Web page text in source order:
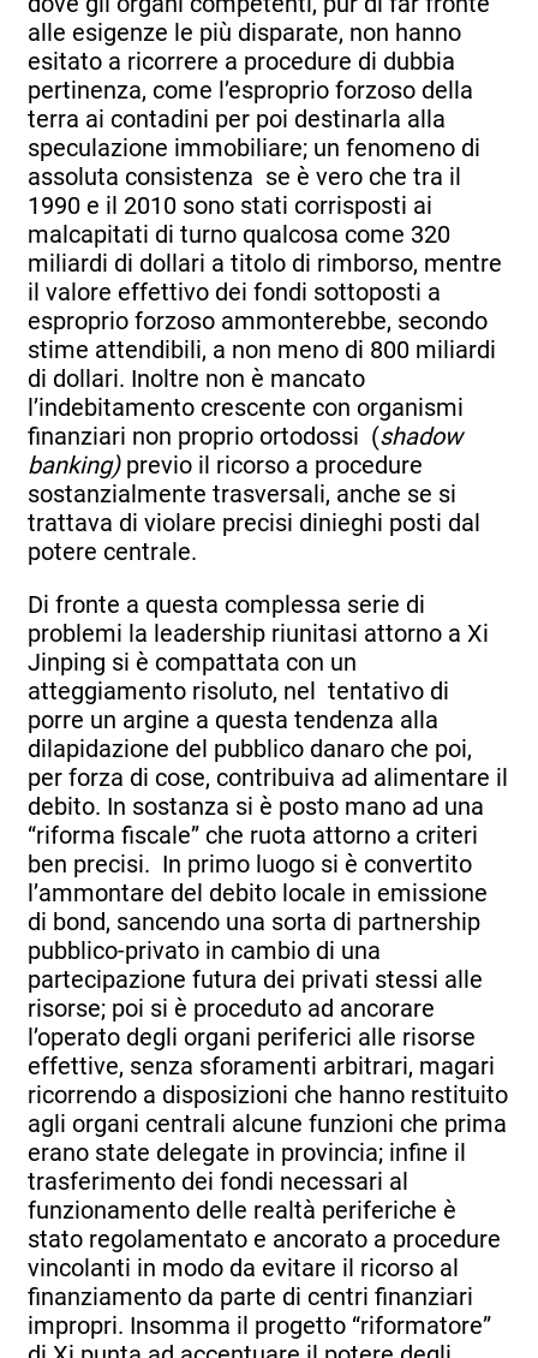
alle esigenze le più disparate, non hanno
esitato a ricorrere a procedure di dubbia
pertinenza, come l’esproprio forzoso della
terra ai contadini per poi destinarla alla
speculazione immobiliare; un fenomeno di
assoluta consistenza se è vero che tra il
1990 e il 2010 sono stati corrisposti ai
malcapitati di turno qualcosa come 320
miliardi di dollari a titolo di rimborso, mentre
il valore effettivo dei fondi sottoposti a
esproprio forzoso ammonterebbe, secondo
stime attendibili, a non meno di 800 miliardi
di dollari. Inoltre non è mancato
l’indebitamento crescente con organismi
finanziari non proprio ortodossi (shadow
banking)previo il ricorso a procedure
sostanzialmente trasversali, anche se si
trattava di violare precisi dinieghi posti dal
potere centrale.
Di fronte a questa complessa serie di
problemi la leadership riunitasi attorno a Xi
Jinping si è compattata con un
atteggiamento risoluto, nel tentativo di
porre un argine a questa tendenza alla
dilapidazione del pubblico danaro che poi,
per forza di cose, contribuiva ad alimentare il
debito. In sostanza si è posto mano ad una
“riforma fiscale” che ruota attorno a criteri
ben precisi. In primo luogo si è convertito
l’ammontare del debito locale in emissione
di bond, sancendo una sorta di partnership
pubblico-privato in cambio di una
partecipazione futura dei privati stessi alle
risorse; poi si è proceduto ad ancorare
l’operato degli organi periferici alle risorse
effettive, senza sforamenti arbitrari, magari
ricorrendo a disposizioni che hanno restituito
agli organi centrali alcune funzioni che prima
erano state delegate in provincia; infine il
trasferimento dei fondi necessari al
funzionamento delle realtà periferiche è
stato regolamentato e ancorato a procedure
vincolanti in modo da evitare il ricorso al
finanziamento da parte di centri finanziari
impropri. Insomma il progetto “riformatore”